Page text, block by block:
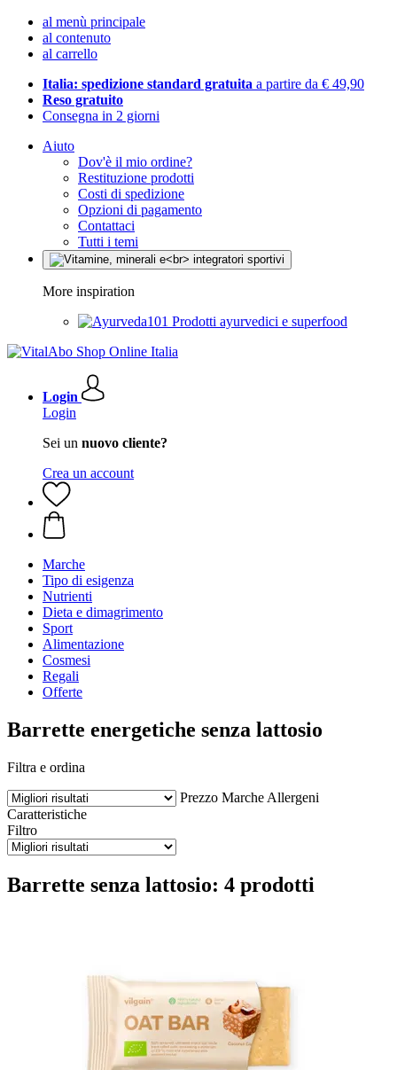
al menù principale
al contenuto
al carrello
Italia: spedizione standard gratuita a partire da € 49,90
Reso gratuito
Consegna in 2 giorni
Aiuto
Dov'è il mio ordine?
Restituzione prodotti
Costi di spedizione
Opzioni di pagamento
Contattaci
Tutti i temi
More inspiration
Prodotti ayurvedici e superfood
Login
Login
Sei un nuovo cliente?
Crea un account
Marche
Tipo di esigenza
Nutrienti
Dieta e dimagrimento
Sport
Alimentazione
Cosmesi
Regali
Offerte
Barrette energetiche senza lattosio
Filtra e ordina
Prezzo Marche Allergeni
Caratteristiche
Filtro
Barrette senza lattosio: 4 prodotti